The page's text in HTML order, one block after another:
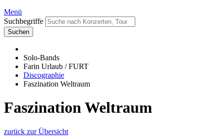
Menü
Suchbegriffe
Suchen
Solo-Bands
Farin Urlaub / FURT
Discographie
Faszination Weltraum
Faszination Weltraum
zurück zur Übersicht